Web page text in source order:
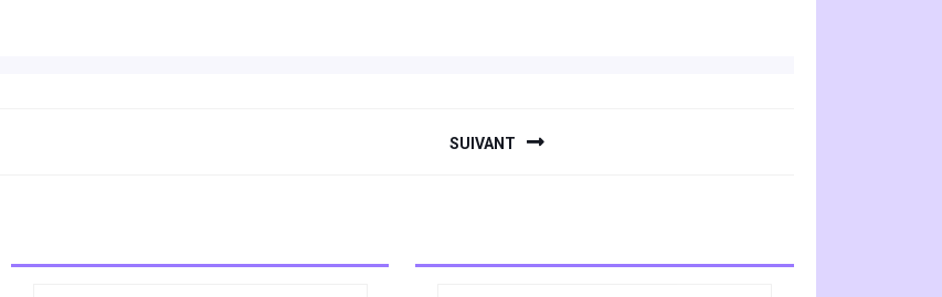
SUIVANT